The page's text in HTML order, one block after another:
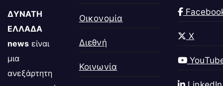
ΔΥΝΑΤΗ
ΕΛΛΑΔΑ
news είναι
μια
ανεξάρτητη
Οικονομία
Διεθνή
Κοινωνία
X